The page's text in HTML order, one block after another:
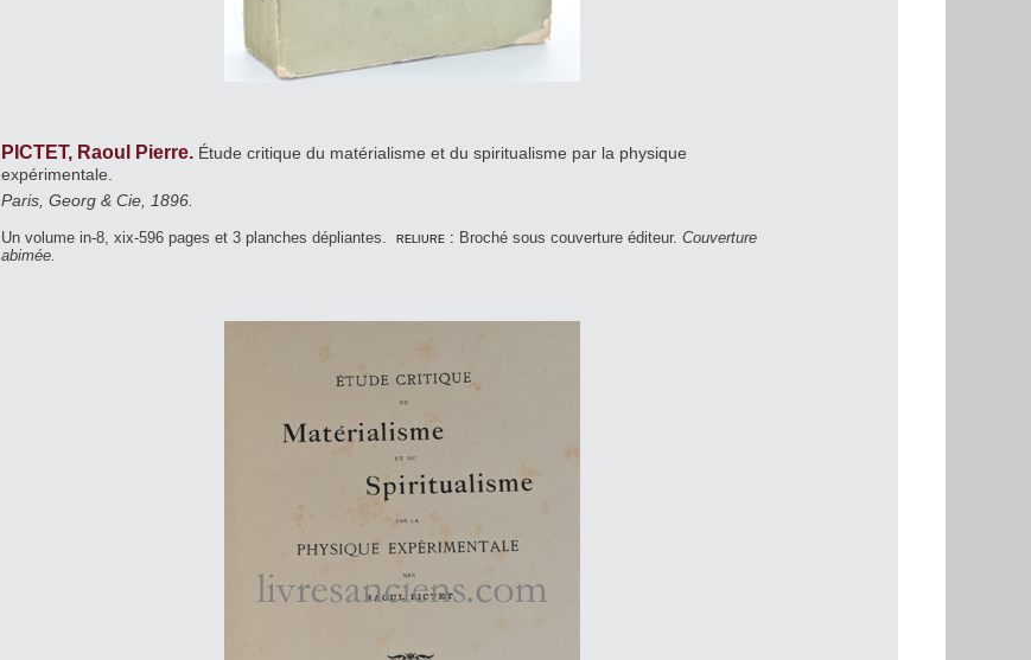
PICTET, Raoul Pierre. Étude critique du matérialisme et du spiritualisme par la physique
expérimentale.
Paris, Georg & Cie, 1896.
Un volume in-8, xix-596 pages et 3 planches dépliantes. reliure : Broché sous couverture éditeur. Couverture
abimée.